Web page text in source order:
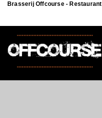
Brasserij Offcourse -